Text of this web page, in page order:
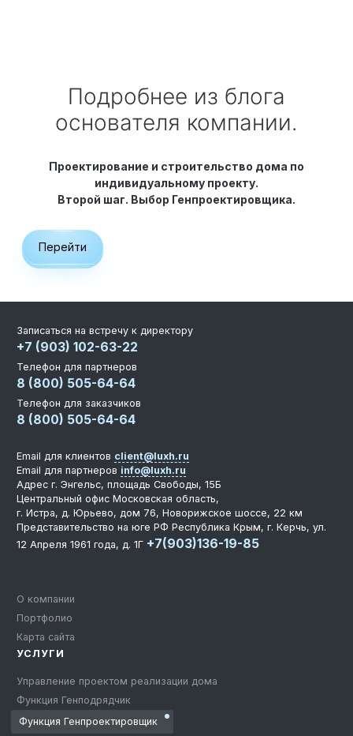
Подробнее из блога
основателя компании.
Проектирование и строительство дома по
индивидуальному проекту.
Второй шаг. Выбор Генпроектировщика.
Перейти
Записаться на встречу к директору
+7 (903) 102-63-22
Телефон для партнеров
8 (800) 505-64-64
Телефон для заказчиков
8 (800) 505-64-64
О компании
Портфолио
Карта сайта
УСЛУГИ
Управление проектом реализации дома
Функция Генподрядчик
Функция Генпроектировщик
Email для клиентов client@luxh.ru
Email для партнеров info@luxh.ru
Адрес г. Энгельс, площадь Свободы, 15Б
Центральный офис Московская область,
г. Истра, д. Юрьево, дом 76, Новорижское шоссе, 22 км
Представительство на юге РФ Республика Крым, г. Керчь, ул.
12 Апреля 1961 года, д. 1Г +7(903)136-19-85